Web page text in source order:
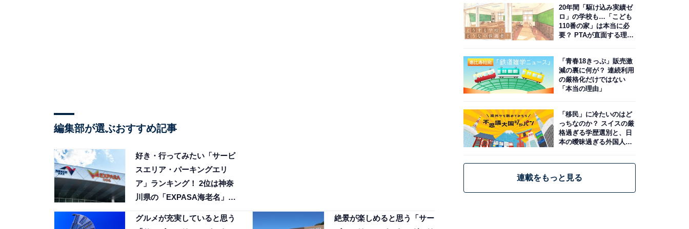
編集部が選ぶおすすめ記事
好き・行ってみたい「サービ
スエリア・パーキングエリ
ア」ランキング！ 2位は神奈
川県の「EXPASA海老名」、
グルメが充実していると思う
絶景が楽しめると思う「サー
20年間「駆け込み実績ゼ
ロ」の学校も…「こども
110番の家」は本当に必
要？ PTAが直面する理想
「青春18きっぷ」販売激
減の裏に何が？ 連続利用
の厳格化だけではない
「本当の理由」
「移民」に冷たいのはど
っちなのか？ スイスの厳
格過ぎる学歴選別と、日
本の曖昧過ぎる外国人政
連載をもっと見る